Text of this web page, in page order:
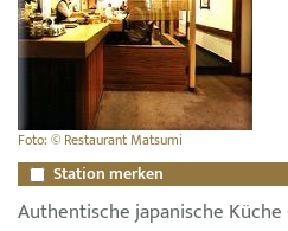
Foto: © Restaurant Matsumi
Station merken
Authentische japanische